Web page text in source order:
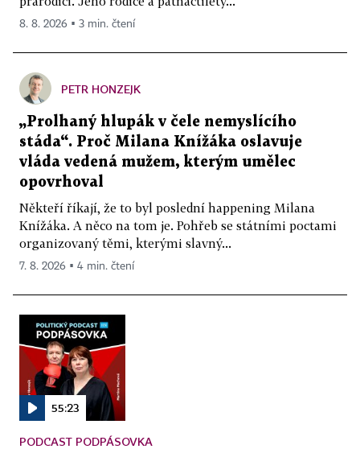
8. 8. 2026 ▪ 3 min. čtení
PETR HONZEJK
„Prolhaný hlupák v čele nemyslícího
stáda“. Proč Milana Knížáka oslavuje
vláda vedená mužem, kterým umělec
opovrhoval
Někteří říkají, že to byl poslední happening Milana
Knížáka. A něco na tom je. Pohřeb se státními poctami
organizovaný těmi, kterými slavný...
7. 8. 2026 ▪ 4 min. čtení
55:23
PODCAST PODPÁSOVKA